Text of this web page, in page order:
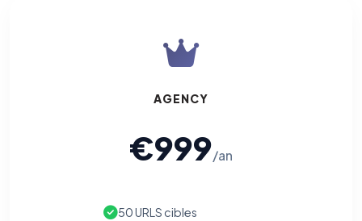
AGENCY
€999/an
50 URLS cibles